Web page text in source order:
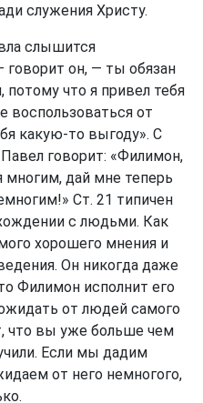
служения Христу.
слышится
он, — ты обязан
что я привел тебя
воспользоваться от
какую-то выгоду». С
говорит: «Филимон,
многим, дай мне теперь
Ст. 21 типичен
с людьми. Как
хорошего мнения и
Он никогда даже
Филимон исполнит его
от людей самого
что вы уже больше чем
Если мы дадим
от него немногого,